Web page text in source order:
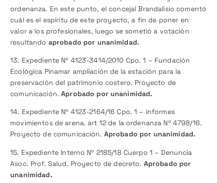
ordenanza. En este punto, el concejal Brandalisio comentó
cuál es el espíritu de este proyecto, a fin de poner en
valor a los profesionales, luego se sometió a votación
resultando aprobado por unanimidad.
13. Expediente Nº 4123-3414/2010 Cpo. 1 – Fundación
Ecológica Pinamar ampliación de la estación para la
preservación del patrimonio costero. Proyecto de
comunicación.Aprobado por unanimidad.
14. Expediente Nº 4123-2164/16 Cpo. 1 – informes
movimientos de arena. art 12 de la ordenanza Nº 4798/16.
Proyecto de comunicación. Aprobado por unanimidad.
15. Expediente Interno Nº 2185/18 Cuerpo 1 – Denuncia
Asoc. Prof. Salud. Proyecto de decreto. Aprobado por
unanimidad.